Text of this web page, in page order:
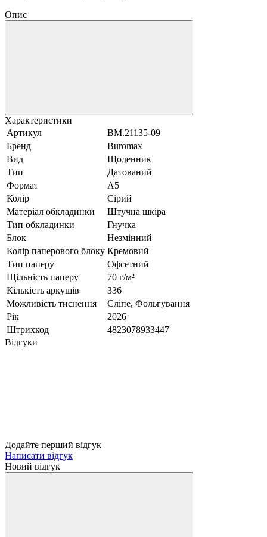
Опис
Характеристики
Артикул
BM.21135-09
Бренд
Buromax
Вид
Щоденник
Тип
Датований
Формат
А5
Колір
Сірий
Матеріал обкладинки
Штучна шкіра
Тип обкладинки
Гнучка
Блок
Незмінний
Колір паперового блоку Кремовий
Тип паперу
Офсетний
Щільність паперу
70 г/м²
Кількість аркушів
336
Можливість тиснення
Сліпе, Фольгування
Рік
2026
Штрихкод
4823078933447
Відгуки
Додайте перший відгук
Написати відгук
Новий відгук